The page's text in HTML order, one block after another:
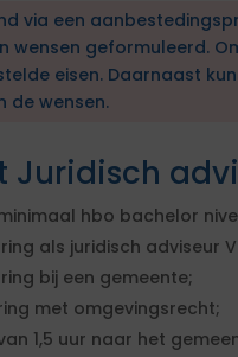
via een
geformuleerd.
eisen. Daarnaast
de wensen.
hbo bachelor
als juridisch adviseur
bij een gemeente;
met omgevingsrecht;
1,5 uur naar het